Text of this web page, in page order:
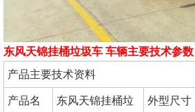
东风天锦挂桶垃圾车 车辆主要技术参数
产品主要技术资料
产品名
东风天锦挂桶垃
外型尺寸